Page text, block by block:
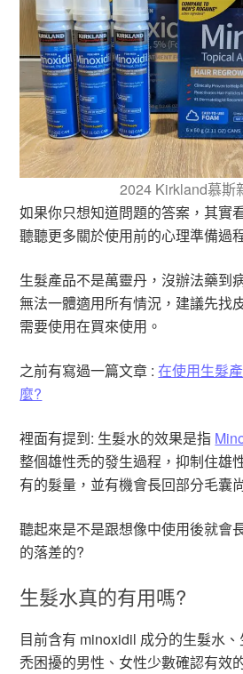
2024 Kirkland慕斯
如果你只想知道問題的答案，其實
聽聽更多關於使用前的心理準備過
生髮產品不是萬靈丹，沒辦法藥到
無法一體適用所有情況，建議先找
需要使用在買來使用。
之前有寫過一篇文章 :在使用生髮
麼?
裡面有提到: 生髮水的效果是指
整個雄性禿的發生過程，抑制住雄
有的髮量，並有機會長回部分毛囊
聽起來是不是跟想像中使用後就會
的落差的?
生髮水真的有用嗎?
目前含有 minoxidil 成分的生髮水
禿困擾的男性、女性少數確認有效